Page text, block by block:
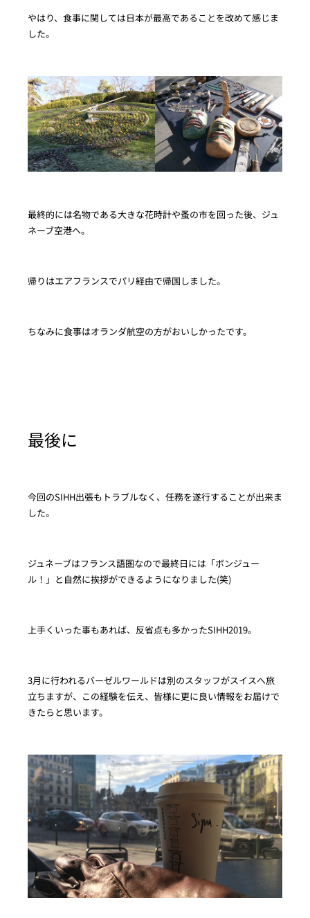
やはり、食事に関しては日本が最高であることを改めて感じま
した。
最終的には名物である大きな花時計や蚤の市を回った後、ジュ
ネーブ空港へ。
帰りはエアフランスでパリ経由で帰国しました。
ちなみに食事はオランダ航空の方がおいしかったです。
最後に
今回のSIHH出張もトラブルなく、任務を遂行することが出来ま
した。
ジュネーブはフランス語圏なので最終日には「ボンジュー
ル！」と自然に挨拶ができるようになりました(笑)
上手くいった事もあれば、反省点も多かったSIHH2019。
3月に行われるバーゼルワールドは別のスタッフがスイスへ旅
立ちますが、この経験を伝え、皆様に更に良い情報をお届けで
きたらと思います。